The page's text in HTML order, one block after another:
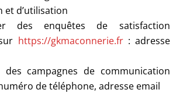
et d’utilisation
des enquêtes de satisfaction
https://gkmaconnerie.fr : adresse
campagnes de communication
de téléphone, adresse email